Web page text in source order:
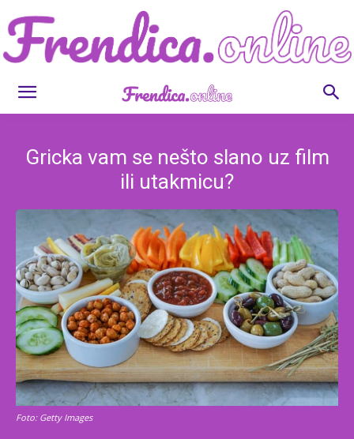
Frendica.online
Gricka vam se nešto slano uz film
ili utakmicu?
Foto: Getty Images